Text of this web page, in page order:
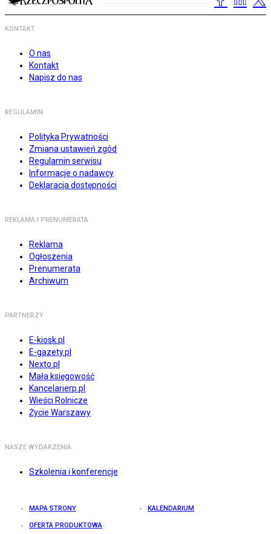
KONTAKT
O nas
Kontakt
Napisz do nas
REGULAMIN
Polityka Prywatności
Zmiana ustawień zgód
Regulamin serwisu
Informacje o nadawcy
Deklaracja dostępności
REKLAMA I PRENUMERATA
Reklama
Ogłoszenia
Prenumerata
Archiwum
PARTNERZY
E-kiosk.pl
E-gazety.pl
Nexto.pl
Mała księgowość
Kancelarierp.pl
Wieści Rolnicze
Życie Warszawy
NASZE WYDARZENIA
Szkolenia i konferencje
MAPA STRONY KALENDARIUM
OFERTA PRODUKTOWA